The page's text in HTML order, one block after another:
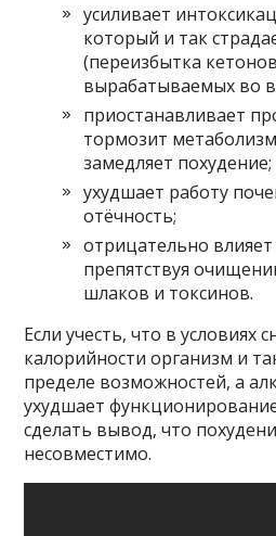
усиливает
который и так
(переизбытка
вырабатываемых во
приостанавливает
тормозит
замедляет похудение;
ухудшает работу
отёчность;
отрицательно
препятствуя
шлаков и токсинов.
Если учесть, что в условиях
калорийности организм и
пределе возможностей, а
ухудшает
сделать вывод, что
несовместимо.